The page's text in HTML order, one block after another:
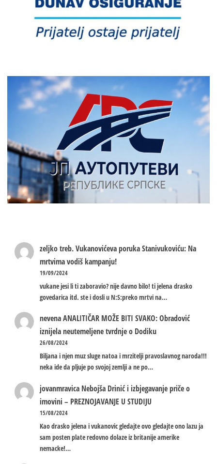
zeljko treb.Vukanovićeva poruka Stanivukoviću: Na
mrtvima vodiš kampanju!
19/09/2024
vukane jesi li ti zaboravio? nije davno bilo! ti jelena drasko
govedarica itd. ste i dosli u N:S:preko mrtvi na…
nevenaANALITIČAR MOŽE BITI SVAKO: Obradović
iznijela neutemeljene tvrdnje o Dodiku
26/08/2024
Biljana i njen muz sluge natoa i mrzitelji pravoslavnog naroda!!!
neka ide da pljuje po svojoj zemlji a ne po…
jovanmravica Nebojša Drinić i izbjegavanje priče o
imovini – PREZNOJAVANJE U STUDIJU
15/08/2024
Kao drasko jelena i vukanovic gledajte ovo gledajte ono lazu ja
sam posten plate redovno dolaze iz britanije amerike
nemacke!…